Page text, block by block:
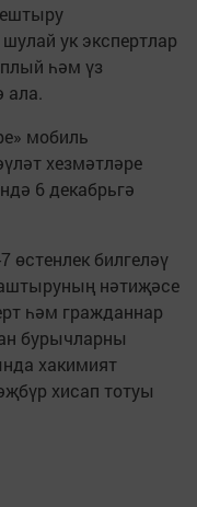
ук экспертлар
һәм үз
ала.
мобиль
хезмәтләре
6 декабрьгә
өстенлек билгеләү
нәтиҗәсе
һәм гражданнар
бурычларны
хакимият
хисап тотуы